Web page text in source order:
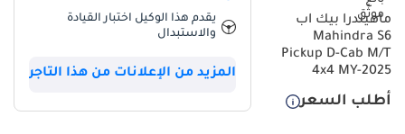
ماهيندرا بيك اب
Mahindra S6
Pickup D-Cab M/T
4x4 MY-2025
أطلب السعر
يقدم هذا الوكيل اختبار القيادة
والاستبدال
المزيد من الإعلانات من هذا التاجر